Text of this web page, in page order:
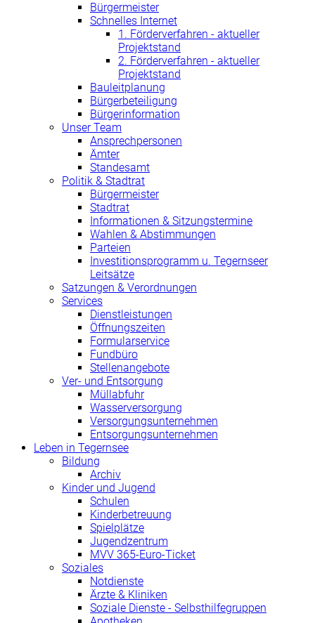
Bürgermeister
Schnelles Internet
1. Förderverfahren - aktueller
Projektstand
2. Förderverfahren - aktueller
Projektstand
Bauleitplanung
Bürgerbeteiligung
Bürgerinformation
Unser Team
Ansprechpersonen
Ämter
Standesamt
Politik & Stadtrat
Bürgermeister
Stadtrat
Informationen & Sitzungstermine
Wahlen & Abstimmungen
Parteien
Investitionsprogramm u. Tegernseer
Leitsätze
Satzungen & Verordnungen
Services
Dienstleistungen
Öffnungszeiten
Formularservice
Fundbüro
Stellenangebote
Ver- und Entsorgung
Müllabfuhr
Wasserversorgung
Versorgungsunternehmen
Entsorgungsunternehmen
Leben in Tegernsee
Bildung
Archiv
Kinder und Jugend
Schulen
Kinderbetreuung
Spielplätze
Jugendzentrum
MVV 365-Euro-Ticket
Soziales
Notdienste
Ärzte & Kliniken
Soziale Dienste - Selbsthilfegruppen